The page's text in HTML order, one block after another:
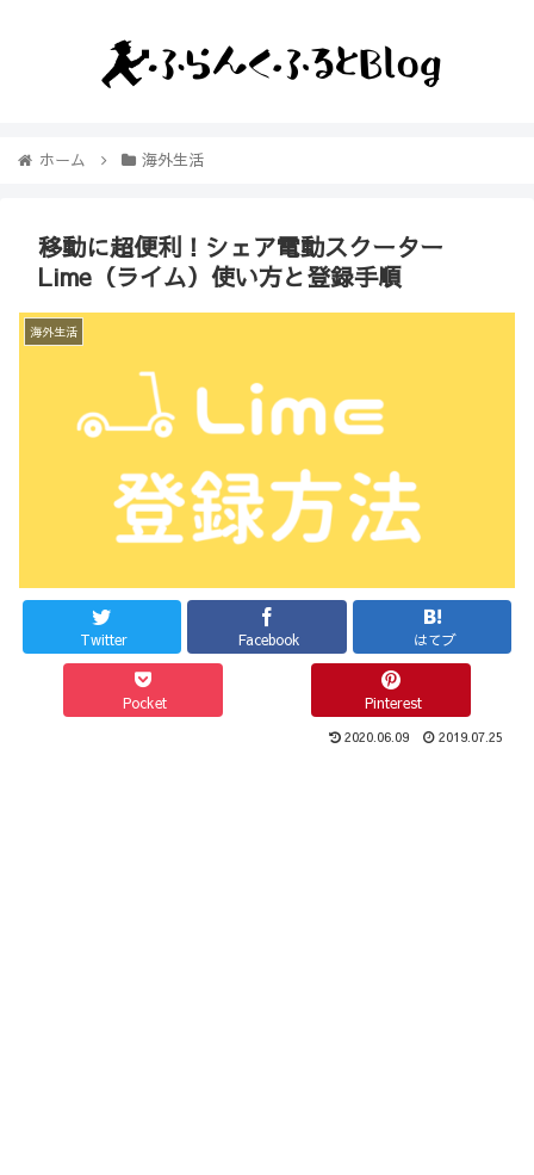
ホーム 海外生活
移動に超便利！シェア電動スクーター
Lime（ライム）使い方と登録手順
海外生活
Twitter Facebook はてブ
Pocket Pinterest
2020.06.09 2019.07.25